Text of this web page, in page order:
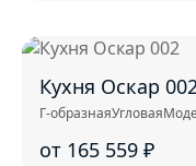
Кухня Оскар
Г-образнаяУгловая
от 165 559 ₽